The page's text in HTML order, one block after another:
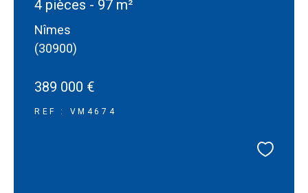
4 pièces - 97 m²
Nîmes
(30900)
389 000 €
REF : VM4674